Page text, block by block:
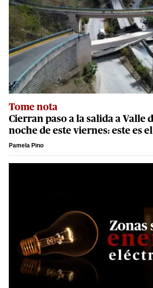
Tome nota
Cierran paso a la salida a Valle
noche de este viernes: este es
Pamela Pino